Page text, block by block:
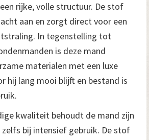
rijke, volle structuur. De stof
aan en zorgt direct voor een
In tegenstelling tot
is deze mand
materialen met een luxe
hij lang mooi blijft en bestand is
kwaliteit behoudt de mand zijn
bij intensief gebruik. De stof